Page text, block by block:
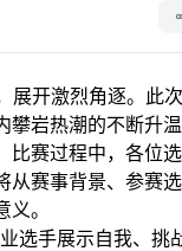
展开激烈角逐。此
攀岩热潮的不断升
比赛过程中，各位
从赛事背景、参赛
。
选手展示自我、挑